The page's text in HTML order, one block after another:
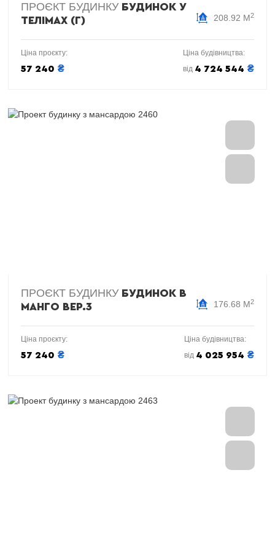
ПРОЄКТ БУДИНКУ БУДИНОК У
ТЕЛІМАХ (Г)
208.92 М2
Ціна проєкту:
57 240 ₴
Ціна будівництва:
від 4 724 544 ₴
ПРОЄКТ БУДИНКУ БУДИНОК В
МАНГО ВЕР.3
176.68 М2
Ціна проєкту:
57 240 ₴
Ціна будівництва:
від 4 025 954 ₴